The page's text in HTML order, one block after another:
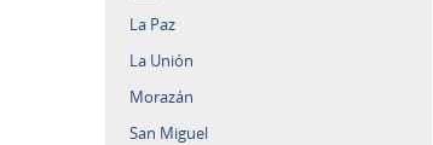
La Paz
La Unión
Morazán
San Miguel